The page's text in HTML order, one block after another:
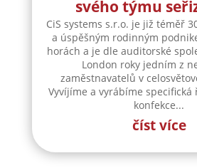
svého týmu
CiS systems s.r.o. je již téměř
a úspěšným rodinným
horách a je dle auditorské
London roky jedním z
zaměstnavatelů v
Vyvíjíme a vyrábíme specifická
konfekce...
číst více